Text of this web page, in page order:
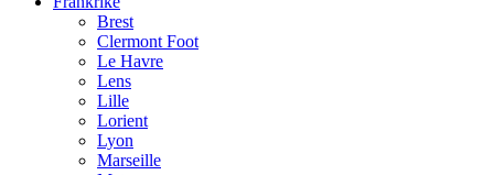
Brest
Clermont Foot
Le Havre
Lens
Lille
Lorient
Lyon
Marseille